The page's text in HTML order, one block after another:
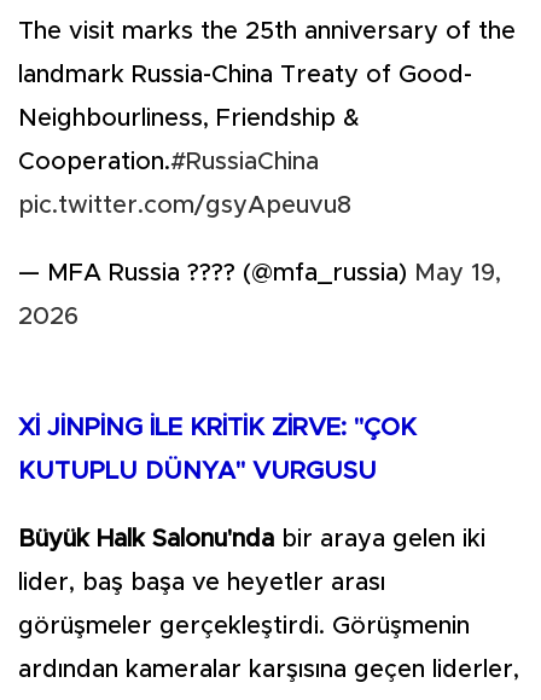
The visit marks the 25th anniversary of the
landmark Russia-China Treaty of Good-
Neighbourliness, Friendship &
Cooperation.#RussiaChina
pic.twitter.com/gsyApeuvu8
— MFA Russia ???? (@mfa_russia) May 19,
2026
Xİ JİNPİNG İLE KRİTİK ZİRVE: "ÇOK
KUTUPLU DÜNYA" VURGUSU
Büyük Halk Salonu'nda bir araya gelen iki
lider, baş başa ve heyetler arası
görüşmeler gerçekleştirdi. Görüşmenin
ardından kameralar karşısına geçen liderler,